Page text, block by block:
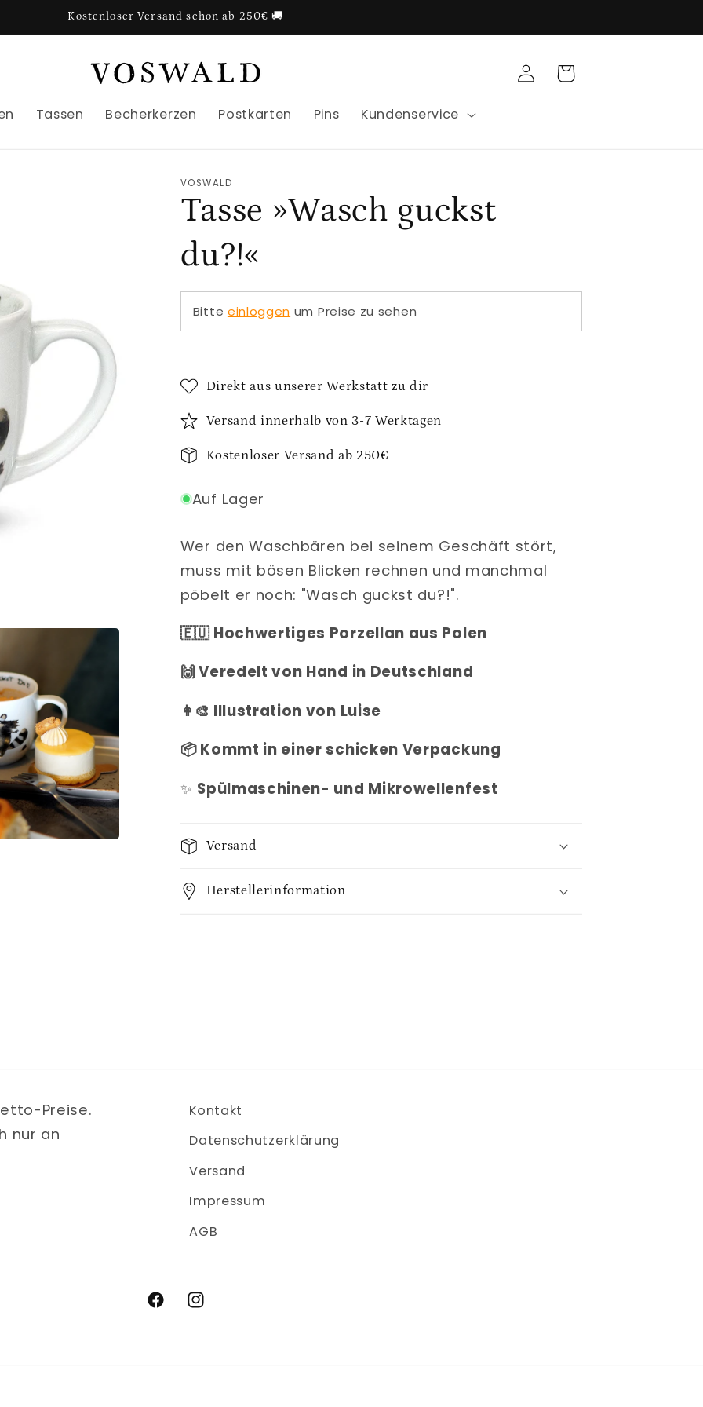
Kostenloser Versand schon ab 250€ 🚚
Tassen Becherkerzen Postkarten Pins Kundenservice
Einloggen
Warenkorb
VOSWALD
Tasse »Wasch guckst
du?!«
Bitte einloggen um Preise zu sehen
Direkt aus unserer Werkstatt zu dir
Versand innerhalb von 3-7 Werktagen
Kostenloser Versand ab 250€
Auf Lager
Wer den Waschbären bei seinem Geschäft stört,
muss mit bösen Blicken rechnen und manchmal
pöbelt er noch: "Wasch guckst du?!".
🇪🇺 Hochwertiges Porzellan aus Polen
🙌 Veredelt von Hand in Deutschland
👩🎨 Illustration von Luise
📦 Kommt in einer schicken Verpackung
✨ Spülmaschinen- und Mikrowellenfest
Versand
Herstellerinformation
Preise.
nur an
Kontakt
Datenschutzerklärung
Versand
Impressum
AGB
FacebookInstagram